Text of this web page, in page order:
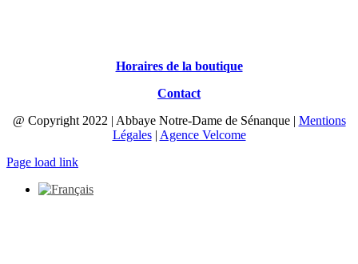
Horaires de la boutique
Contact
@ Copyright 2022 | Abbaye Notre-Dame de Sénanque | Mentions
Légales| Agence Velcome
Page load link